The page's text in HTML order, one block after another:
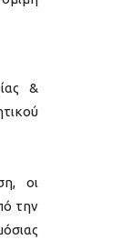
&
οι
την